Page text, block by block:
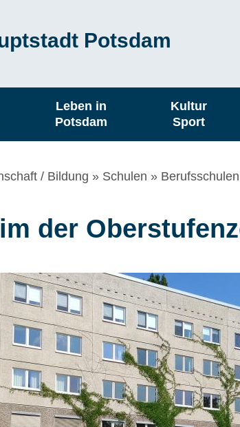
Potsdam
Leben in
Potsdam
Kultur
Sport
/ Bildung Schulen Berufsschulen
der